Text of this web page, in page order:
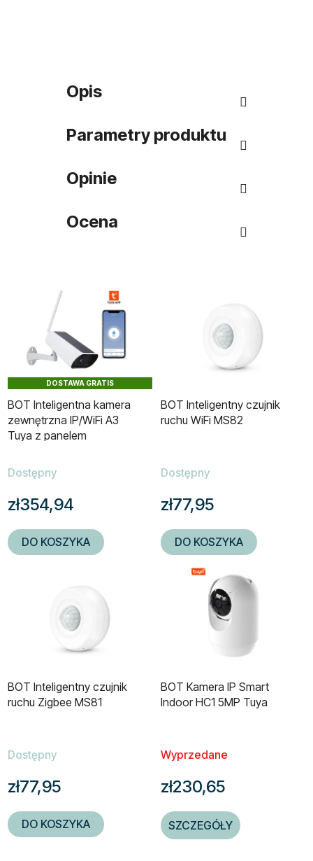
Opis
Parametry produktu
Opinie
Ocena
DOSTAWA GRATIS
BOT Inteligentna kamera
zewnętrzna IP/WiFi A3
Tuya z panelem
Dostępny
zł354,94
DO KOSZYKA
BOT Inteligentny czujnik
ruchu WiFi MS82
Dostępny
zł77,95
DO KOSZYKA
BOT Inteligentny czujnik
ruchu Zigbee MS81
Dostępny
zł77,95
DO KOSZYKA
BOT Kamera IP Smart
Indoor HC1 5MP Tuya
Wyprzedane
zł230,65
SZCZEGÓŁY